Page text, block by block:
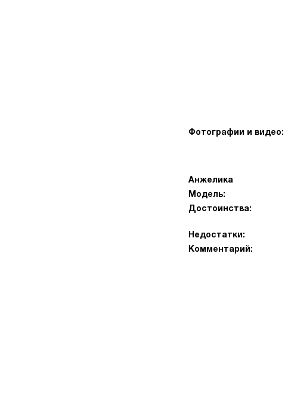
Фотографии и видео:
Анжелика
Модель:
Достоинства:
Недостатки:
Комментарий: